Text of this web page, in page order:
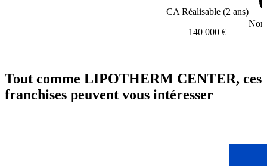
CA Réalisable (2 ans)
140 000 €
Tout comme LIPOTHERM CENTER, ces
franchises peuvent vous intéresser